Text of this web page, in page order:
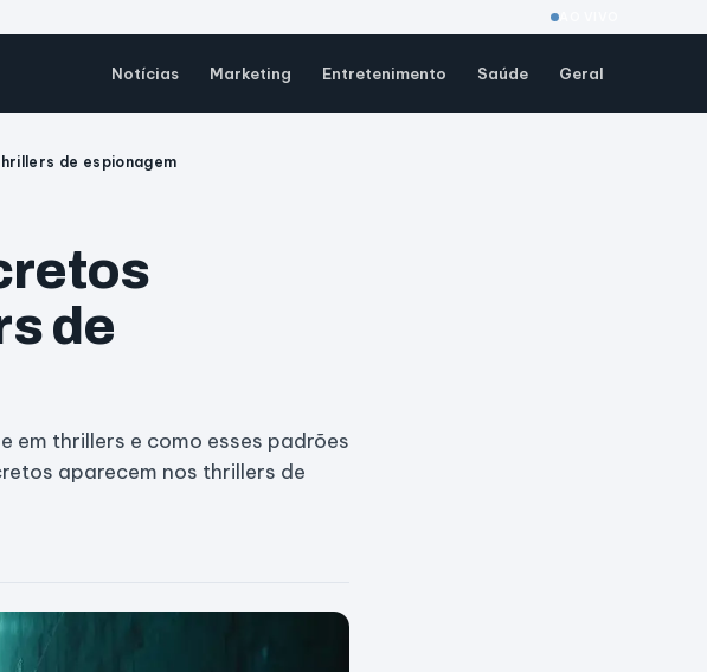
Notícias Marketing Entretenimento Saúde Geral
de espionagem
de
em thrillers e como esses padrões
aparecem nos thrillers de